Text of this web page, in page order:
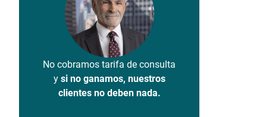
No cobramos tarifa de consulta
y si no ganamos, nuestros
clientes no deben nada.